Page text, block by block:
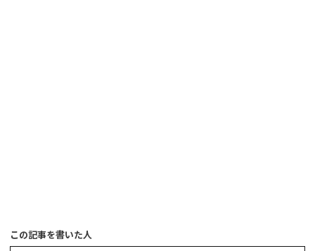
この記事を書いた人